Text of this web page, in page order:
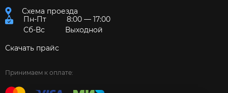
Схема проезда
Пн-Пт
8:00 — 17:00
Сб-Вс
Выходной
Скачать прайс
Принимаем к оплате: